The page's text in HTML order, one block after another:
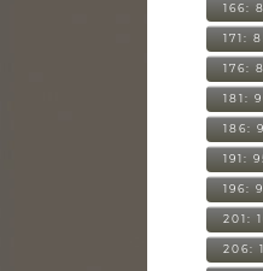
166:
171:
176:
181:
186:
191:
196:
201:
206: